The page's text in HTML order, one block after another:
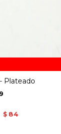
Plateado
$ 84